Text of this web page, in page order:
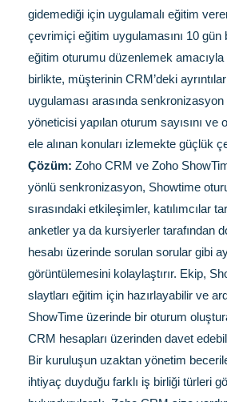
gidemediği için uygulamalı eğitim
çevrimiçi eğitim uygulamasını 10
eğitim oturumu düzenlemek amacıyla
birlikte, müşterinin CRM’deki
uygulaması arasında
yöneticisi yapılan oturum sayısını ve
ele alınan konuları izlemekte güçlük
Çözüm: Zoho CRM ve Zoho
yönlü senkronizasyon, Showtime
sırasındaki etkileşimler, katılımcılar
anketler ya da kursiyerler tarafından
hesabı üzerinde sorulan sorular gibi
görüntülemesini kolaylaştırır. Ekip,
slaytları eğitim için hazırlayabilir ve
ShowTime üzerinde bir oturum
CRM hesapları üzerinden davet
Bir kuruluşun uzaktan yönetim
ihtiyaç duyduğu farklı iş birliği türleri